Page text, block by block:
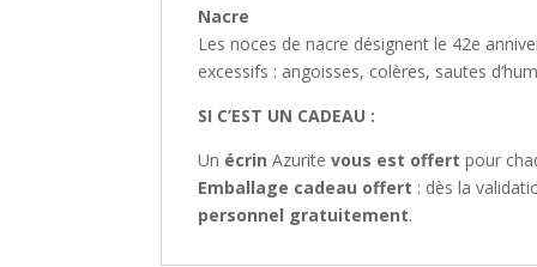
Nacre
Les noces de nacre désignent le 42e
excessifs : angoisses, colères, sautes
SI C’EST UN CADEAU :
Un écrin Azurite vous est offert pour
Emballage cadeau offert : dès la
personnel gratuitement.